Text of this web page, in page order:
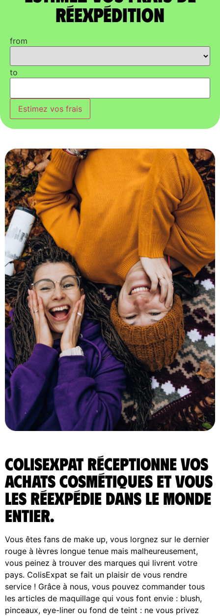
réexpédition
from
to
Estimez vos frais
ColisExpat réceptionne vos
achats Cosmétiques et vous
les réexpédie dans le monde
entier.
Vous êtes fans de make up, vous lorgnez sur le dernier
rouge à lèvres longue tenue mais malheureusement,
vous peinez à trouver des marques qui livrent votre
pays. ColisExpat se fait un plaisir de vous rendre
service ! Grâce à nous, vous pouvez commander tous
les articles de maquillage qui vous font envie : blush,
pinceaux, eye-liner ou fond de teint : ne vous privez